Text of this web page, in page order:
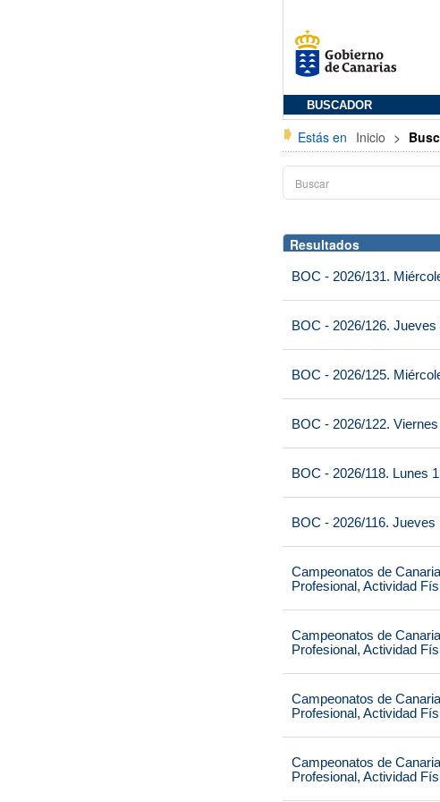
BUSCADOR
Estás en Inicio >
Resultados
BOC - 2026/131.
BOC - 2026/126. Jueves
BOC - 2026/125.
BOC - 2026/122.
BOC - 2026/118. Lunes
BOC - 2026/116. Jueves
Campeonatos de
Profesional, Actividad
Campeonatos de
Profesional, Actividad
Campeonatos de
Profesional, Actividad
Campeonatos de
Profesional, Actividad